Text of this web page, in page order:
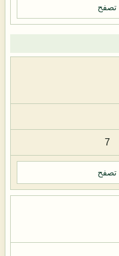
تصفح
7
تصفح